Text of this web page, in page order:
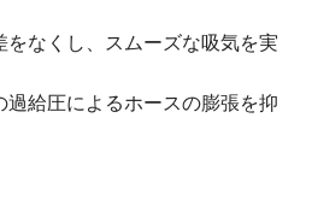
をなくし、スムーズな吸気を実
過給圧によるホースの膨張を抑